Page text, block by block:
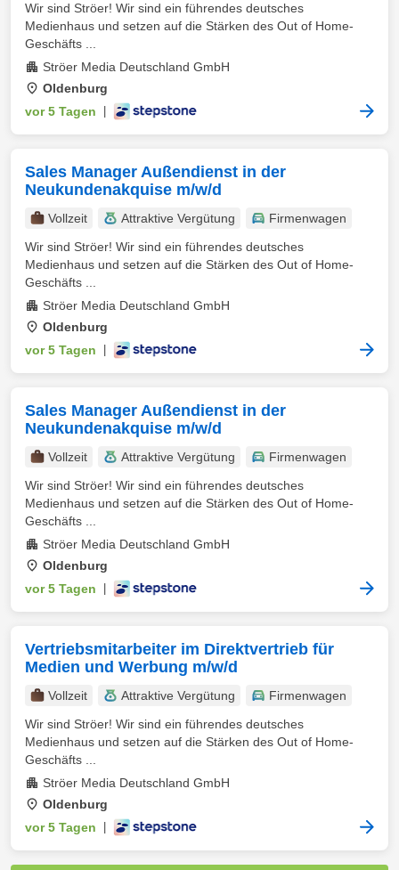
Wir sind Ströer! Wir sind ein führendes deutsches
Medienhaus und setzen auf die Stärken des Out of Home-
Geschäfts ...
Ströer Media Deutschland GmbH
Oldenburg
vor 5 Tagen
Sales Manager Außendienst in der
Neukundenakquise m/w/d
Vollzeit Attraktive Vergütung
Firmenwagen
Wir sind Ströer! Wir sind ein führendes deutsches
Medienhaus und setzen auf die Stärken des Out of Home-
Geschäfts ...
Ströer Media Deutschland GmbH
Oldenburg
vor 5 Tagen
Sales Manager Außendienst in der
Neukundenakquise m/w/d
Vollzeit Attraktive Vergütung
Firmenwagen
Wir sind Ströer! Wir sind ein führendes deutsches
Medienhaus und setzen auf die Stärken des Out of Home-
Geschäfts ...
Ströer Media Deutschland GmbH
Oldenburg
vor 5 Tagen
Vertriebsmitarbeiter im Direktvertrieb für
Medien und Werbung m/w/d
Vollzeit Attraktive Vergütung
Firmenwagen
Wir sind Ströer! Wir sind ein führendes deutsches
Medienhaus und setzen auf die Stärken des Out of Home-
Geschäfts ...
Ströer Media Deutschland GmbH
Oldenburg
vor 5 Tagen